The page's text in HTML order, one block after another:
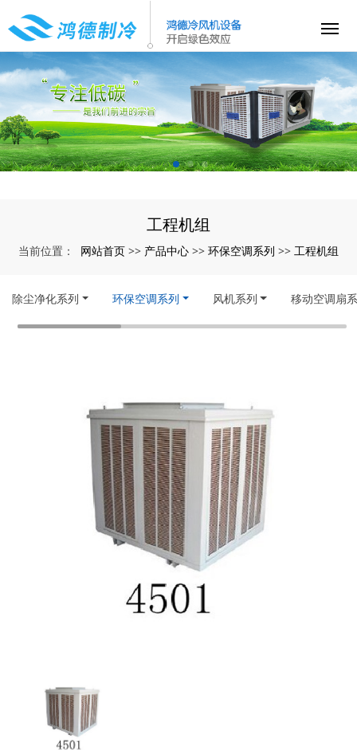
工程机组
当前位置： 网站首页 >> 产品中心 >> 环保空调系列 >> 工程机组
除尘净化系列 环保空调系列 风机系列 移动空调扇